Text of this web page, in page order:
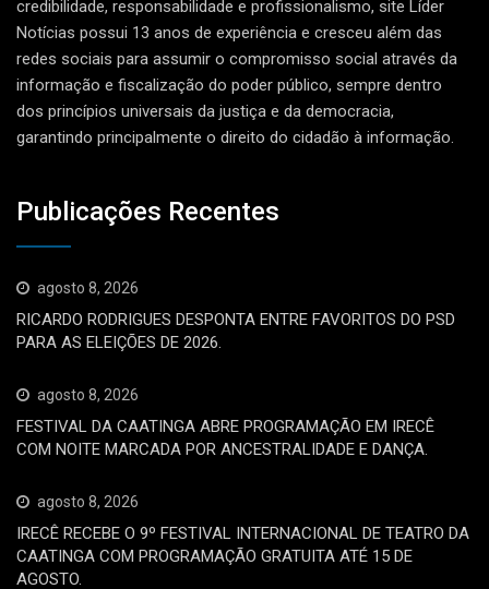
credibilidade, responsabilidade e profissionalismo, site Líder
Notícias possui 13 anos de experiência e cresceu além das
redes sociais para assumir o compromisso social através da
informação e fiscalização do poder público, sempre dentro
dos princípios universais da justiça e da democracia,
garantindo principalmente o direito do cidadão à informação.
Publicações Recentes
agosto 8, 2026
RICARDO RODRIGUES DESPONTA ENTRE FAVORITOS DO PSD
PARA AS ELEIÇÕES DE 2026.
agosto 8, 2026
FESTIVAL DA CAATINGA ABRE PROGRAMAÇÃO EM IRECÊ
COM NOITE MARCADA POR ANCESTRALIDADE E DANÇA.
agosto 8, 2026
IRECÊ RECEBE O 9º FESTIVAL INTERNACIONAL DE TEATRO DA
CAATINGA COM PROGRAMAÇÃO GRATUITA ATÉ 15 DE
AGOSTO.